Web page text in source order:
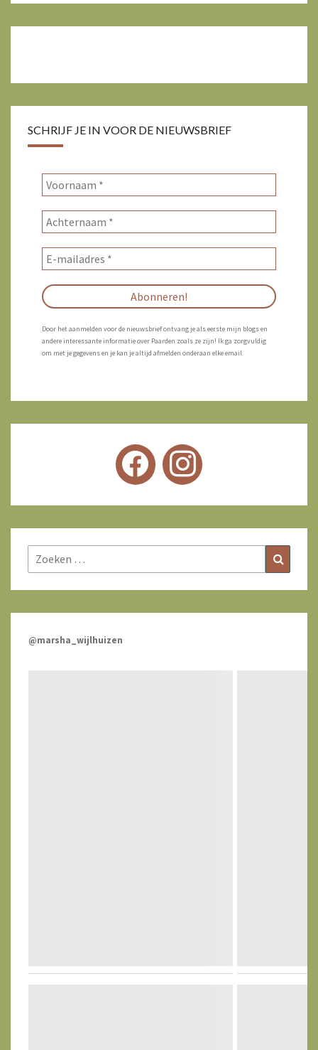
SCHRIJF JE IN VOOR DE NIEUWSBRIEF
Door het aanmelden voor de nieuwsbrief ontvang je als eerste mijn blogs en
andere interessante informatie over Paarden zoals ze zijn! Ik ga zorgvuldig
om met je gegevens en je kan je altijd afmelden onderaan elke email.
Zoeken
naar:
@marsha_wijlhuizen